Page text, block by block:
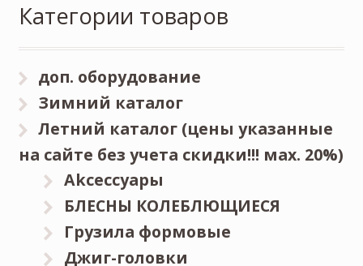
Категории товаров
доп. оборудование
Зимний каталог
Летний каталог (цены указанные
на сайте без учета скидки!!! мах. 20%)
Akceccyapы
БЛЕСНЫ КОЛЕБЛЮЩИЕСЯ
Грузила формовые
Джиг-головки